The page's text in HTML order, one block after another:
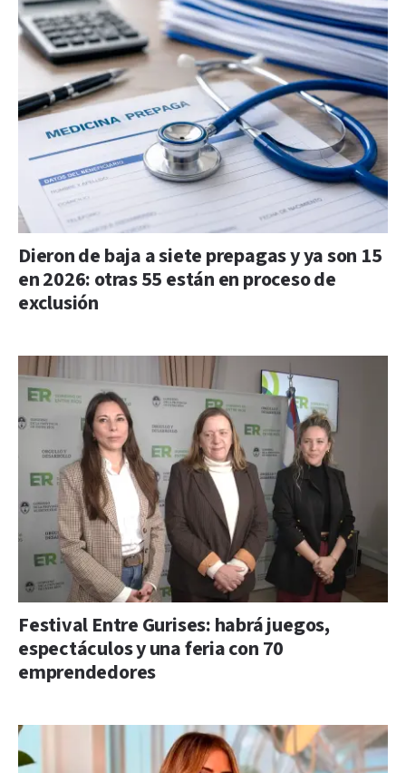
Dieron de baja a siete prepagas y ya son 15
en 2026: otras 55 están en proceso de
exclusión
Festival Entre Gurises: habrá juegos,
espectáculos y una feria con 70
emprendedores